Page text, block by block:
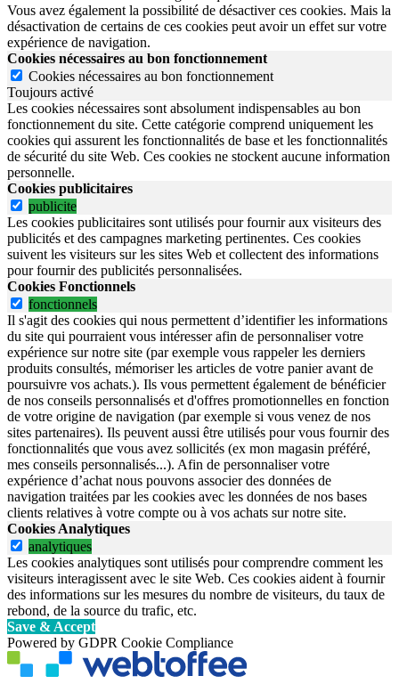
Vous avez également la possibilité de désactiver ces cookies. Mais la
désactivation de certains de ces cookies peut avoir un effet sur votre
expérience de navigation.
Cookies nécessaires au bon fonctionnement
Cookies nécessaires au bon fonctionnement
Toujours activé
Les cookies nécessaires sont absolument indispensables au bon
fonctionnement du site. Cette catégorie comprend uniquement les
cookies qui assurent les fonctionnalités de base et les fonctionnalités
de sécurité du site Web. Ces cookies ne stockent aucune information
personnelle.
Cookies publicitaires
publicite
Les cookies publicitaires sont utilisés pour fournir aux visiteurs des
publicités et des campagnes marketing pertinentes. Ces cookies
suivent les visiteurs sur les sites Web et collectent des informations
pour fournir des publicités personnalisées.
Cookies Fonctionnels
fonctionnels
Il s'agit des cookies qui nous permettent d’identifier les informations
du site qui pourraient vous intéresser afin de personnaliser votre
expérience sur notre site (par exemple vous rappeler les derniers
produits consultés, mémoriser les articles de votre panier avant de
poursuivre vos achats.). Ils vous permettent également de bénéficier
de nos conseils personnalisés et d'offres promotionnelles en fonction
de votre origine de navigation (par exemple si vous venez de nos
sites partenaires). Ils peuvent aussi être utilisés pour vous fournir des
fonctionnalités que vous avez sollicités (ex mon magasin préféré,
mes conseils personnalisés...). Afin de personnaliser votre
expérience d’achat nous pouvons associer des données de
navigation traitées par les cookies avec les données de nos bases
clients relatives à votre compte ou à vos achats sur notre site.
Cookies Analytiques
analytiques
Les cookies analytiques sont utilisés pour comprendre comment les
visiteurs interagissent avec le site Web. Ces cookies aident à fournir
des informations sur les mesures du nombre de visiteurs, du taux de
rebond, de la source du trafic, etc.
Save & Accept
Powered by GDPR Cookie Compliance